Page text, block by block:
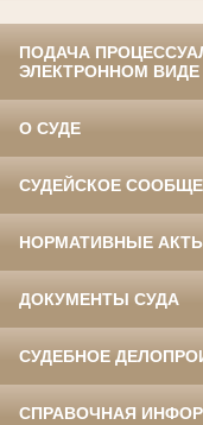
ПОДАЧА
ЭЛЕКТРОННОМ ВИДЕ
О СУДЕ
СУДЕЙСКОЕ
НОРМАТИВНЫЕ
ДОКУМЕНТЫ СУДА
СУДЕБНОЕ
СПРАВОЧНАЯ